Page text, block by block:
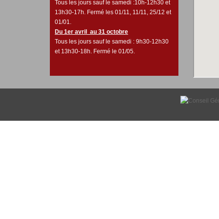
Tous les jours sauf le samedi :10h-12h30 et
13h30-17h. Fermé les 01/11, 11/11, 25/12 et
01/01.
Du 1er avril au 31 octobre
Tous les jours sauf le samedi : 9h30-12h30
et 13h30-18h. Fermé le 01/05.